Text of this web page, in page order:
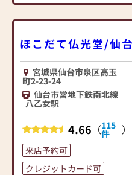
状況に応じた買い替え時の
ます。
買い替えに伴う、仏壇の引
取処分（有料）のご相談も
承ります。
┌─┐
│＊│ お墓とセットでさ
らにお得に◎
お墓用品も多数取り揃えて
場所に構えております。経験
にピッタリの商品をご提案
させていただきます。
※クリスロード商店街の三
瀧不動院内には「仲見世
店」もあります。（線香・ロ
ーソク・念珠のみ販売）
■豊富なお仏壇の品揃えと
明るく入りやすい店内
白を基調とした明るい店内
ほこだて仏光堂/仙
宮城県仙台市泉区高玉
町2-23-24
仙台市営地下鉄南北線
八乙女駅
4.66 （115
件 ）
来店予約可
クレジットカード可